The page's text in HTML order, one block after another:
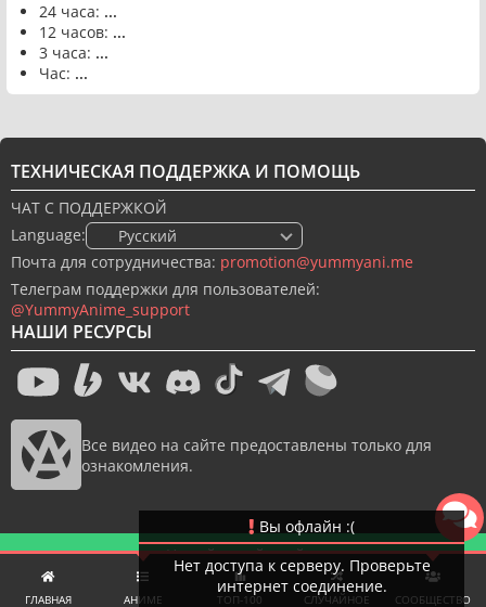
ГЛАВНАЯ АНИМЕ ТОП-100 СЛУЧАЙНОЕ СООБЩЕСТВО
24 часа: ...
12 часов: ...
3 часа: ...
Час: ...
НАШИ РЕСУРСЫ
Все видео на сайте предоставлены только для
ознакомления.
ТЕХНИЧЕСКАЯ ПОДДЕРЖКА И ПОМОЩЬ
ЧАТ С ПОДДЕРЖКОЙ
Language:
🇷🇺 Русский
Почта для сотрудничества: promotion@yummyani.me
Телеграм поддержки для пользователей:
@YummyAnime_support
Новый дизайн сайта
© 2022-2026 YummyAnime.Все права защищены.
Вы офлайн :(
Нет доступа к серверу. Проверьте
интернет соединение.